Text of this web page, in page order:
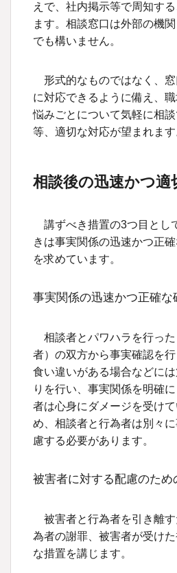
えで、社内掲示等で周知す
ます。相談窓口は外部の機
でも構いません。
形式的なものではなく、
に対応できるように備え、
悩みごとについて気軽に相
等、適切な対応が望まれます
相談後の迅速かつ適
講ずべき措置の3つ目とし
きは事実関係の迅速かつ正
を求めています。
事実関係の迅速かつ正確な
相談者とパワハラを行っ
者）の双方から事実確認を
食い違いがある場合などに
りを行い、事実関係を明確
者は心身にダメージを受け
め、相談者と行為者は別々
慮する必要があります。
被害者に対する配慮のため
被害者と行為者を引き離
為者の謝罪、被害者が受け
な措置を講じます。